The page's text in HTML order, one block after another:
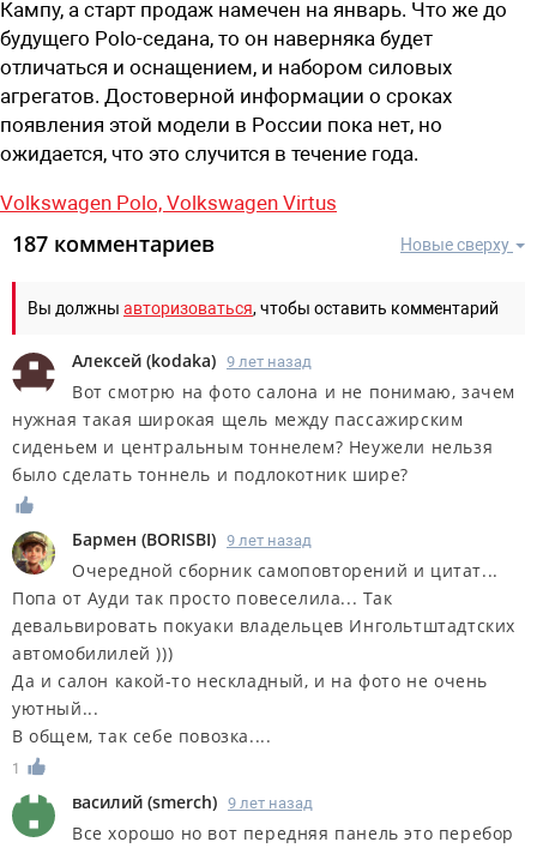
Кампу, а старт продаж намечен на январь. Что же до
будущего Polo-седана, то он наверняка будет
отличаться и оснащением, и набором силовых
агрегатов. Достоверной информации о сроках
появления этой модели в России пока нет, но
ожидается, что это случится в течение года.
Volkswagen Polo, Volkswagen Virtus
Новые сверху
187 комментариев
Вы должны авторизоваться, чтобы оставить комментарий
Алексей (kodaka) 9 лет назад
Вот смотрю на фото салона и не понимаю, зачем
нужная такая широкая щель между пассажирским
сиденьем и центральным тоннелем? Неужели нельзя
было сделать тоннель и подлокотник шире?
Бармен (BORISBI) 9 лет назад
Очередной сборник самоповторений и цитат...
Попа от Ауди так просто повеселила... Так
девальвировать покуаки владельцев Ингольтштадтских
автомобилилей )))
Да и салон какой-то нескладный, и на фото не очень
уютный...
В общем, так себе повозка....
1
василий (smerch) 9 лет назад
Все хорошо но вот передняя панель это перебор